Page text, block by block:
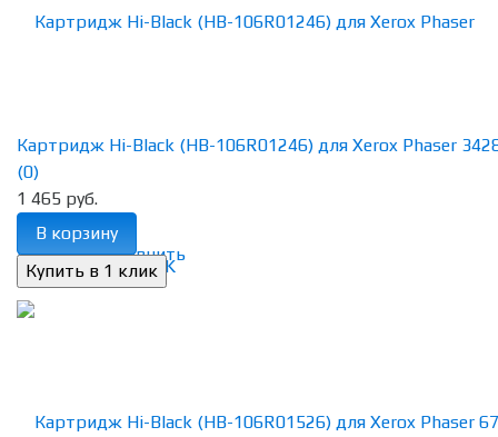
избранное сравнить
Картридж Hi-Black (HB-106R01246) для Xerox Phaser
(0)
1 465 руб.
В корзину